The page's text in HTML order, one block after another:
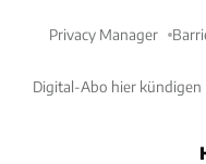
Privacy Manager
Digital-Abo hier kündigen